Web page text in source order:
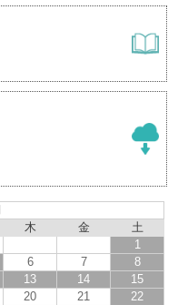
木 金
土
1
6 7
8
13 14
15
20 21
22